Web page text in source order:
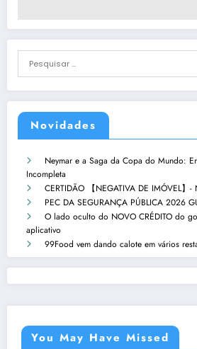
Novidades
Neymar e a Saga da Copa do Mundo:
Incompleta
CERTIDÃO 【NEGATIVA DE IMÓVEL】-
PEC DA SEGURANÇA PÚBLICA 2026
O lado oculto do NOVO CRÉDITO do
aplicativo
99Food vem dando calote em vários
You May Have Missed